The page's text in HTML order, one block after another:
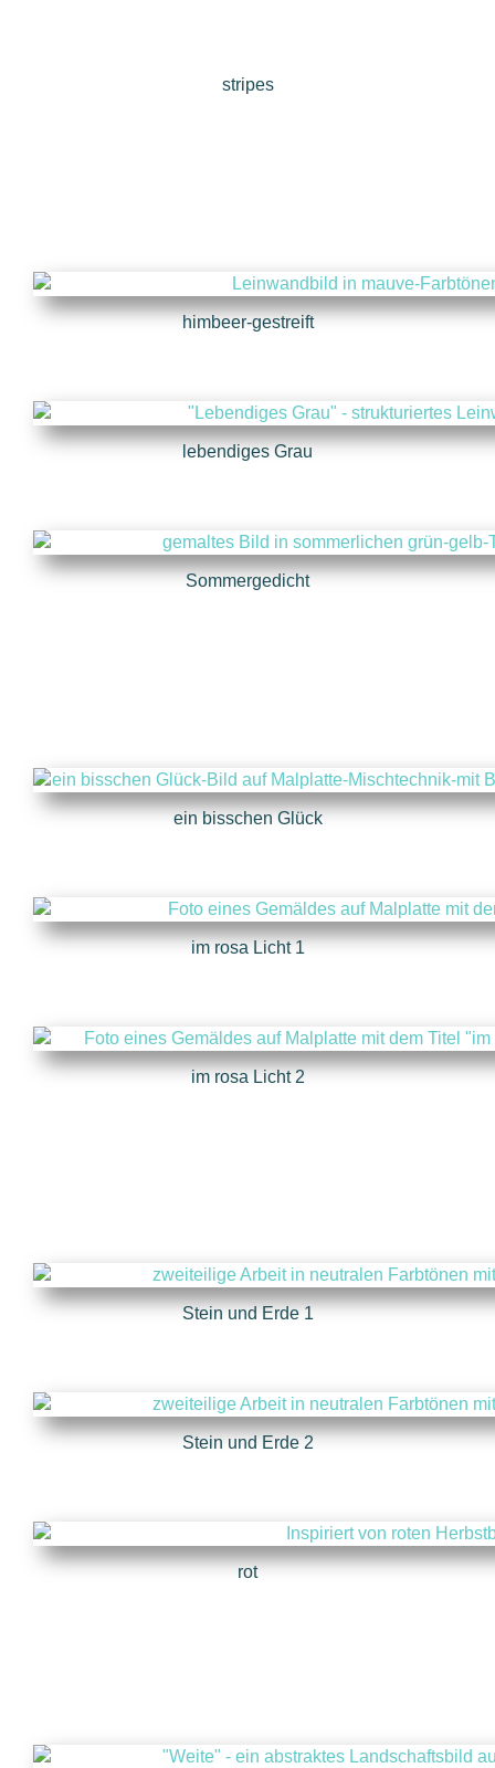
stripes
himbeer-gestreift
lebendiges Grau
Sommergedicht
ein bisschen Glück
im rosa Licht 1
im rosa Licht 2
Stein und Erde 1
Stein und Erde 2
rot